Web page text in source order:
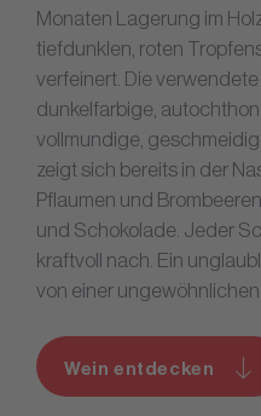
Monaten Lagerung im
tiefdunklen, roten
verfeinert. Die
dunkelfarbige,
vollmundige,
zeigt sich bereits in der
Pflaumen und
und Schokolade. Jeder
kraftvoll nach. Ein
von einer
Wein entdecken